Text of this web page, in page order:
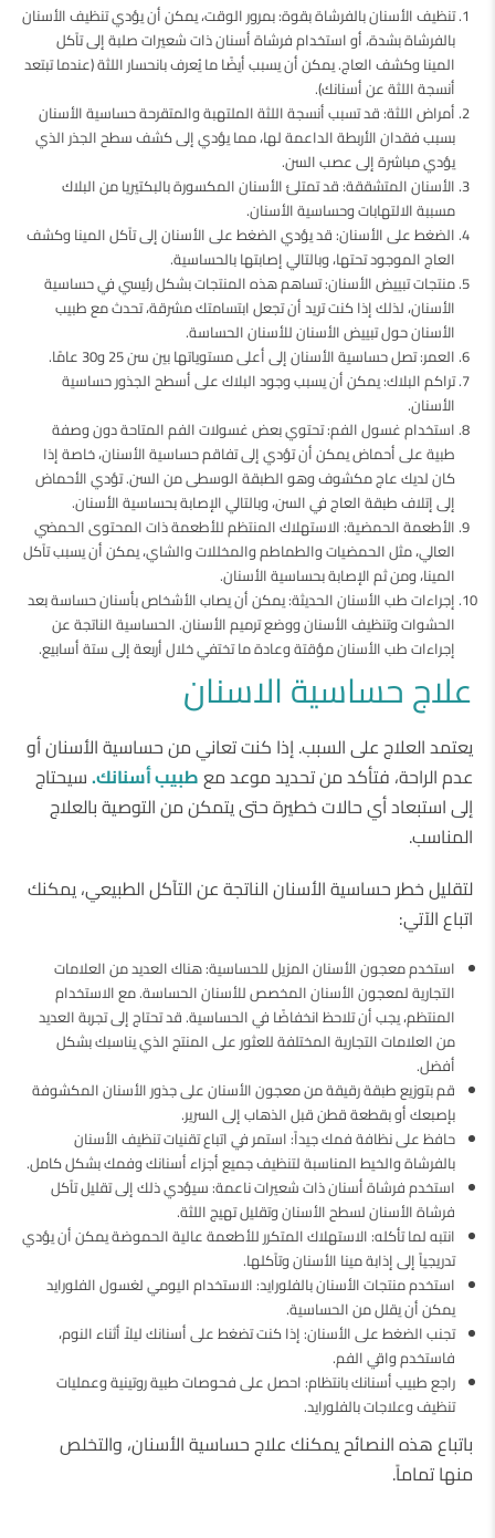
تنظيف الأسنان بالفرشاة بقوة: بمرور الوقت، يمكن أن يؤدي تنظيف الأسنان
بالفرشاة بشدة، أو استخدام فرشاة أسنان ذات شعيرات صلبة إلى تآكل
المينا وكشف العاج. يمكن أن يسبب أيضًا ما يُعرف بانحسار اللثة (عندما تبتعد
أنسجة اللثة عن أسنانك).
أمراض اللثة: قد تسبب أنسجة اللثة الملتهبة والمتقرحة حساسية الأسنان
بسبب فقدان الأربطة الداعمة لها، مما يؤدي إلى كشف سطح الجذر الذي
يؤدي مباشرة إلى عصب السن.
الأسنان المتشققة: قد تمتلئ الأسنان المكسورة بالبكتيريا من البلاك
مسببة الالتهابات وحساسية الأسنان.
الضغط على الأسنان: قد يؤدي الضغط على الأسنان إلى تآكل المينا وكشف
العاج الموجود تحتها، وبالتالي إصابتها بالحساسية.
منتجات تبييض الأسنان: تساهم هذه المنتجات بشكل رئيسي في حساسية
الأسنان، لذلك إذا كنت تريد أن تجعل ابتسامتك مشرقة، تحدث مع طبيب
الأسنان حول تبييض الأسنان للأسنان الحساسة.
العمر: تصل حساسية الأسنان إلى أعلى مستوياتها بين سن 25 و30 عامًا.
تراكم البلاك: يمكن أن يسبب وجود البلاك على أسطح الجذور حساسية
الأسنان.
استخدام غسول الفم: تحتوي بعض غسولات الفم المتاحة دون وصفة
طبية على أحماض يمكن أن تؤدي إلى تفاقم حساسية الأسنان، خاصة إذا
كان لديك عاج مكشوف وهو الطبقة الوسطى من السن. تؤدي الأحماض
إلى إتلاف طبقة العاج في السن، وبالتالي الإصابة بحساسية الأسنان.
الأطعمة الحمضية: الاستهلاك المنتظم للأطعمة ذات المحتوى الحمضي
العالي، مثل الحمضيات والطماطم والمخللات والشاي، يمكن أن يسبب تآكل
المينا، ومن ثم الإصابة بحساسية الأسنان.
إجراءات طب الأسنان الحديثة: يمكن أن يصاب الأشخاص بأسنان حساسة بعد
الحشوات وتنظيف الأسنان ووضع ترميم الأسنان. الحساسية الناتجة عن
إجراءات طب الأسنان مؤقتة وعادة ما تختفي خلال أربعة إلى ستة أسابيع.
علاج حساسية الاسنان
يعتمد العلاج على السبب. إذا كنت تعاني من حساسية الأسنان أو
عدم الراحة، فتأكد من تحديد موعد معطبيب أسنانك.سيحتاج
إلى استبعاد أي حالات خطيرة حتى يتمكن من التوصية بالعلاج
المناسب.
لتقليل خطر حساسية الأسنان الناتجة عن التآكل الطبيعي، يمكنك
اتباع الآتي:
استخدم معجون الأسنان المزيل للحساسية: هناك العديد من العلامات
التجارية لمعجون الأسنان المخصص للأسنان الحساسة. مع الاستخدام
المنتظم، يجب أن تلاحظ انخفاضًا في الحساسية. قد تحتاج إلى تجربة العديد
من العلامات التجارية المختلفة للعثور على المنتج الذي يناسبك بشكل
أفضل.
قم بتوزيع طبقة رقيقة من معجون الأسنان على جذور الأسنان المكشوفة
بإصبعك أو بقطعة قطن قبل الذهاب إلى السرير.
حافظ على نظافة فمك جيداً: استمر في اتباع تقنيات تنظيف الأسنان
بالفرشاة والخيط المناسبة لتنظيف جميع أجزاء أسنانك وفمك بشكل كامل.
استخدم فرشاة أسنان ذات شعيرات ناعمة: سيؤدي ذلك إلى تقليل تآكل
فرشاة الأسنان لسطح الأسنان وتقليل تهيج اللثة.
انتبه لما تأكله: الاستهلاك المتكرر للأطعمة عالية الحموضة يمكن أن يؤدي
تدريجياً إلى إذابة مينا الأسنان وتآكلها.
استخدم منتجات الأسنان بالفلورايد: الاستخدام اليومي لغسول الفلورايد
يمكن أن يقلل من الحساسية.
تجنب الضغط على الأسنان: إذا كنت تضغط على أسنانك ليلاً أثناء النوم،
فاستخدم واقي الفم.
راجع طبيب أسنانك بانتظام: احصل على فحوصات طبية روتينية وعمليات
تنظيف وعلاجات بالفلورايد.
باتباع هذه النصائح يمكنك علاج حساسية الأسنان، والتخلص
منها تماماً.